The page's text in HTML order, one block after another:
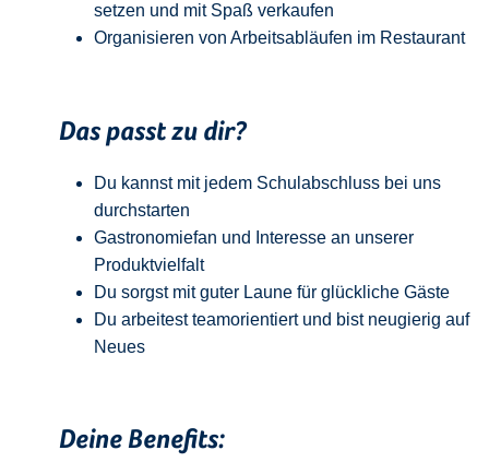
setzen und mit Spaß verkaufen
Organisieren von Arbeitsabläufen im Restaurant
Das passt zu dir?
Du kannst mit jedem Schulabschluss bei uns
durchstarten
Gastronomiefan und
Interesse an unserer
Produktvielfalt
Du sorgst mit guter Laune für glückliche Gäste
Du arbeitest teamorientiert und bist neugierig auf
Neues
Deine Benefits: